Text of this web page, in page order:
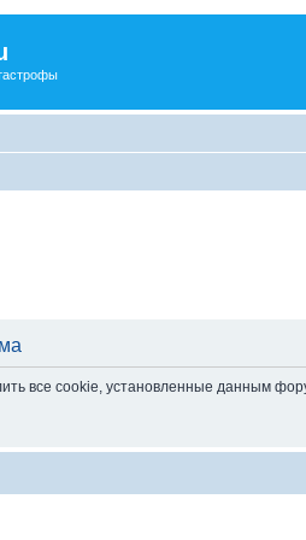
все cookie, установленные данным